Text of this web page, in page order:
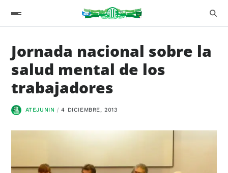
Jornada nacional sobre la
salud mental de los
trabajadores
ATEJUNIN 4 DICIEMBRE, 2013